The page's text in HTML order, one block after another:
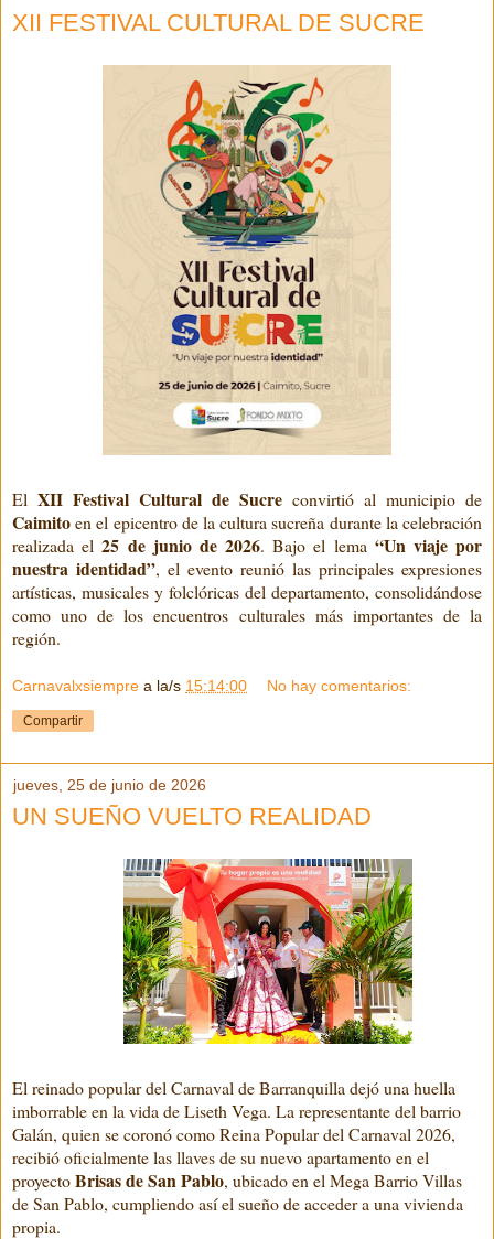
XII FESTIVAL CULTURAL DE SUCRE
El XII Festival Cultural de Sucre convirtió al municipio de
Caimitoen el epicentro de la cultura sucreña durante la celebración
realizada el25 de junio de 2026. Bajo el lema “Un viaje por
nuestra identidad”, el evento reunió las principales expresiones
artísticas, musicales y folclóricas del departamento, consolidándose
como uno de los encuentros culturales más importantes de la
región.
Carnavalxsiempre a la/s 15:14:00 No hay comentarios:
Compartir
jueves, 25 de junio de 2026
UN SUEÑO VUELTO REALIDAD
El reinado popular del Carnaval de Barranquilla dejó una huella
imborrable en la vida de Liseth Vega. La representante del barrio
Galán, quien se coronó como Reina Popular del Carnaval 2026,
recibió oficialmente las llaves de su nuevo apartamento en el
proyectoBrisas de San Pablo, ubicado en el Mega Barrio Villas
de San Pablo, cumpliendo así el sueño de acceder a una vivienda
propia.